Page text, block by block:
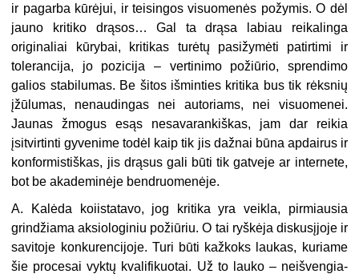
ir pagarba kūrėjui, ir teisingos visuomenės požymis. O dėl
jauno kritiko drąsos… Gal ta drąsa labiau reikalinga
originaliai kūrybai, kritikas turėtų pasižymėti patirtimi ir
tolerancija, jo pozicija – vertinimo požiūrio, sprendimo
galios sta­bilumas. Be šitos išminties kritika bus tik rėksnių
įžūlumas, nenaudingas nei autoriams, nei visuomenei.
Jaunas žmogus esąs nesavarankiškas, jam dar reikia
įsitvirtinti gyvenime todėl kaip tik jis dažnai būna apdairus ir
konformistiškas, jis drąsus gali būti tik gatveje ar internete,
bot be akademinėje bendruomenėje.
A. Kalėda koiistatavo, jog kritika yra veikla, pirmiausia
grindžiama aksiologiniu požiūriu. O tai ryškėja diskusįjoje ir
savitoje konkurencijoje. Turi būti kaž­koks laukas, kuriame
šie procesai vyktų kvalifikuotai. Už to lauko – neišvengia­